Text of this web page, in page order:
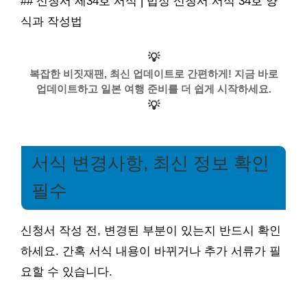
식과 작성법
💡
복잡한 비짓재팬, 최신 업데이트로 간편하게! 지금 바로
업데이트하고 일본 여행 준비를 더 쉽게 시작하세요.
💡
서식 변경사항, 최신 정보 확인
필수
신청서 작성 전, 변경된 부분이 있는지 반드시 확인
하세요. 간혹 서식 내용이 바뀌거나 추가 서류가 필
요할 수 있습니다.